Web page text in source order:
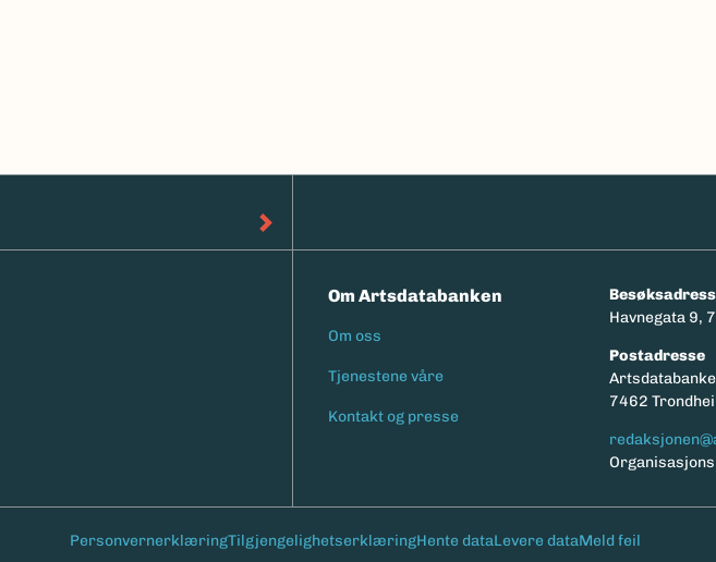
Om Artsdatabanken
Footermeny
Om oss
Tjenestene våre
Kontakt og presse
Havnegata 9,
Postadresse
7462
PersonvernerklæringTilgjengelighetserklæringHente dataLevere dataMeld feil